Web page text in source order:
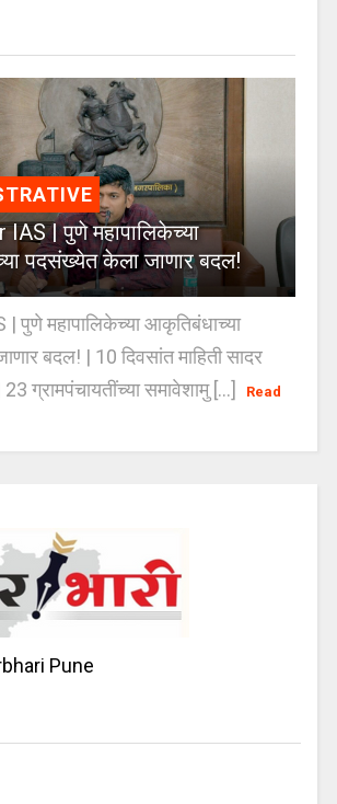
| पुणे महापालिकेच्या
पदसंख्येत केला जाणार बदल!
पुणे महापालिकेच्या आकृतिबंधाच्या
बदल! | 10 दिवसांत माहिती सादर
ग्रामपंचायतींच्या समावेशामु [...]
Read
Pune